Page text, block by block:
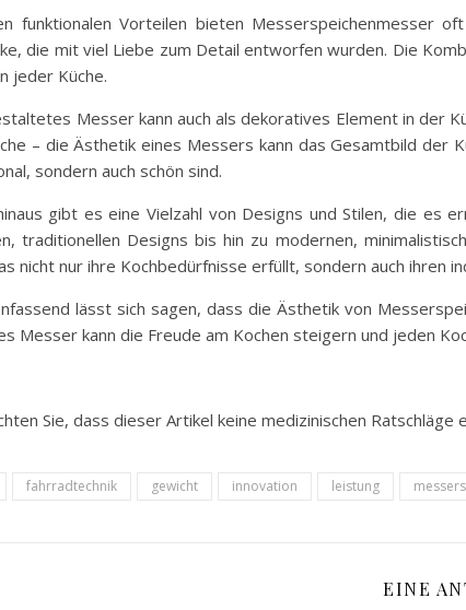
funktionalen Vorteilen bieten Messerspeichenmesser
die mit viel Liebe zum Detail entworfen wurden. Die
jeder Küche.
Messer kann auch als dekoratives Element in der
– die Ästhetik eines Messers kann das Gesamtbild der
sondern auch schön sind.
gibt es eine Vielzahl von Designs und Stilen, die es
traditionellen Designs bis hin zu modernen,
nicht nur ihre Kochbedürfnisse erfüllt, sondern auch ihren
lässt sich sagen, dass die Ästhetik von
Messer kann die Freude am Kochen steigern und jeden
Sie, dass dieser Artikel keine medizinischen
fahrradtechnik gewicht innovation leistung
EINE